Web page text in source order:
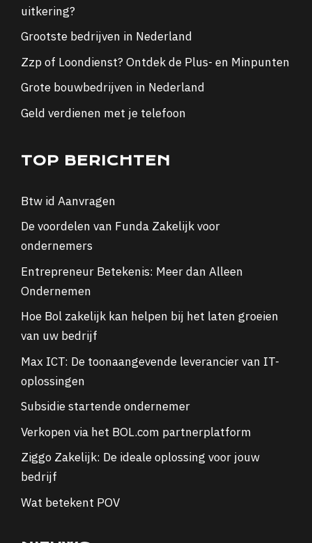
uitkering?
Grootste bedrijven in Nederland
Zzp of Loondienst? Ontdek de Plus- en Minpunten
Grote bouwbedrijven in Nederland
Geld verdienen met je telefoon
TOP BERICHTEN
Btw id Aanvragen
De voordelen van Funda Zakelijk voor
ondernemers
Entrepreneur Betekenis: Meer dan Alleen
Ondernemen
Hoe Bol zakelijk kan helpen bij het laten groeien
van uw bedrijf
Max ICT: De toonaangevende leverancier van IT-
oplossingen
Subsidie startende ondernemer
Verkopen via het BOL.com partnerplatform
Ziggo Zakelijk: De ideale oplossing voor jouw
bedrijf
Wat betekent POV